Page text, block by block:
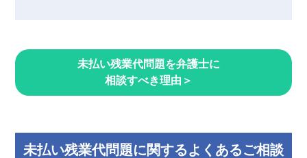
未払い残業代問題を弁護士に
相談すべき理由＞
未払い残業代問題に関するよくあるご相談